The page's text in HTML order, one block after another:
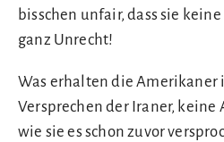
bisschen unfair, dass sie
ganz Unrecht!
Was erhalten die Amerikaner
Versprechen der Iraner,
wie sie es schon zuvor